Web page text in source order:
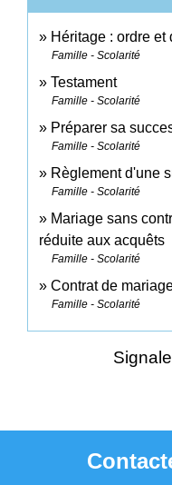
Héritage : ordre
Famille - Scolarité
Testament
Famille - Scolarité
Préparer sa
Famille - Scolarité
Règlement d'une
Famille - Scolarité
Mariage sans
réduite aux acquêts
Famille - Scolarité
Contrat de
Famille - Scolarité